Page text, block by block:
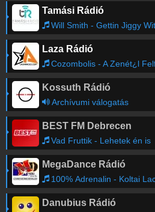
Tamási Rádió
Will Smith - Gettin Jiggy
Laza Rádió
Cozombolis - A Zenét¿l
Kossuth Rádió
Archívumi válogatás
BEST FM Debrecen
Vad Fruttik - Lehetek én is
MegaDance Rádió
100% Adrenalin - Koltai
Danubius Rádió